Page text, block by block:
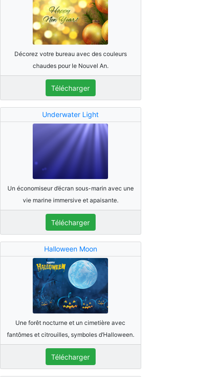
Décorez votre bureau avec des couleurs
chaudes pour le Nouvel An.
Télécharger
Underwater Light
Un économiseur d’écran sous-marin avec une
vie marine immersive et apaisante.
Télécharger
Halloween Moon
Une forêt nocturne et un cimetière avec
fantômes et citrouilles, symboles d’Halloween.
Télécharger